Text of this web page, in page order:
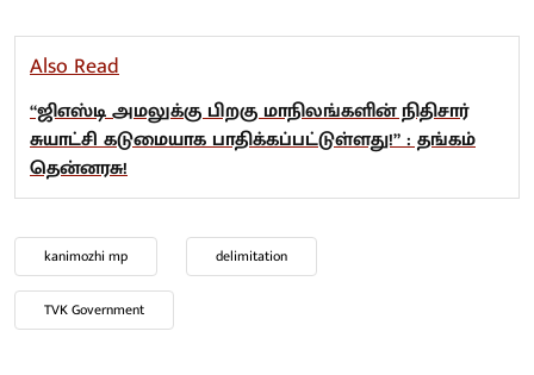
Also Read
“ஜிஎஸ்டி அமலுக்கு பிறகு மாநிலங்களின் நிதிசார்
சுயாட்சி கடுமையாக பாதிக்கப்பட்டுள்ளது!” : தங்கம்
தென்னரசு!
kanimozhi mp delimitation
TVK Government